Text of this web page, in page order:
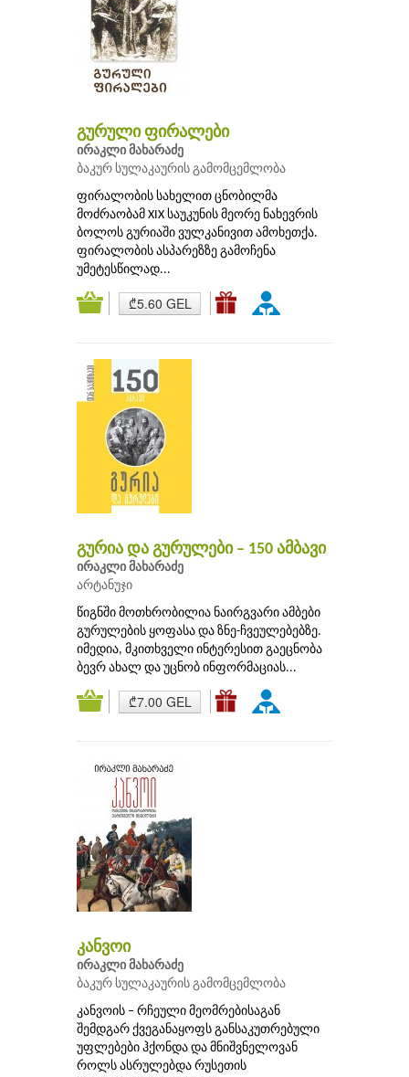
გურული ფირალები
ირაკლი მახარაძე
ბაკურ სულაკაურის გამომცემლობა
ფირალობის სახელით ცნობილმა
მოძრაობამ XIX საუკუნის მეორე ნახევრის
ბოლოს გურიაში ვულკანივით ამოხეთქა.
ფირალობის ასპარეზზე გამოჩენა
უმეტესწილად...
₾5.60 GEL
გურია და გურულები – 150 ამბავი
ირაკლი მახარაძე
არტანუჯი
წიგნში მოთხრობილია ნაირგვარი ამბები
გურულების ყოფასა და ზნე-ჩვეულებებზე.
იმედია, მკითხველი ინტერესით გაეცნობა
ბევრ ახალ და უცნობ ინფორმაციას...
₾7.00 GEL
კანვოი
ირაკლი მახარაძე
ბაკურ სულაკაურის გამომცემლობა
კანვოის – რჩეული მეომრებისაგან
შემდგარ ქვეგანაყოფს განსაკუთრებული
უფლებები ჰქონდა და მნიშვნელოვან
როლს ასრულებდა რუსეთის